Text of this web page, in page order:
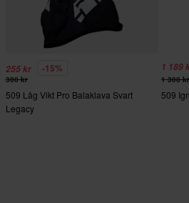
255 kr -15%
300 kr
509 Låg Vikt Pro Balaklava Svart
Legacy
1 189
1 300 kr
509